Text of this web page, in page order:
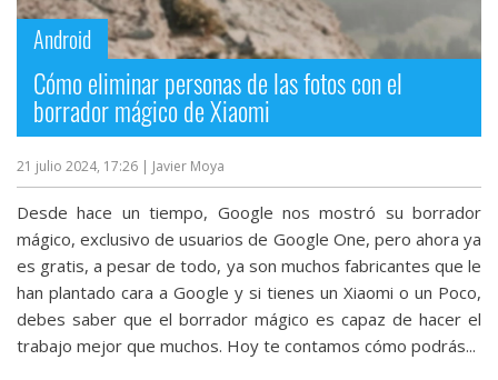
Android
Cómo eliminar personas de las fotos con el
borrador mágico de Xiaomi
21 julio 2024, 17:26 | Javier Moya
Desde hace un tiempo, Google nos mostró su borrador
mágico, exclusivo de usuarios de Google One, pero ahora ya
es gratis, a pesar de todo, ya son muchos fabricantes que le
han plantado cara a Google y si tienes un Xiaomi o un Poco,
debes saber que el borrador mágico es capaz de hacer el
trabajo mejor que muchos. Hoy te contamos cómo podrás...